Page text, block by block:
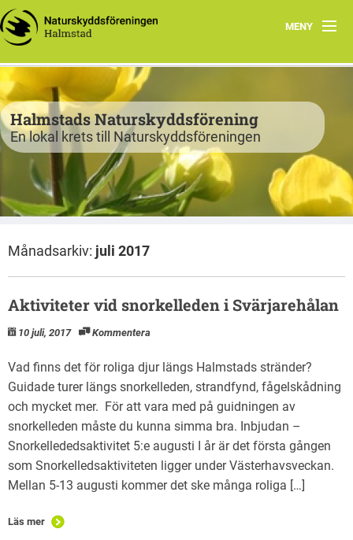
MENY
Program
Verksamhet
Björkelund
Om oss
Havsnätverk
Halmstads Naturskyddsförening
En lokal krets till Naturskyddsföreningen
Månadsarkiv: juli 2017
Aktiviteter vid snorkelleden i Svärjarehålan
10 juli, 2017 Kommentera
Vad finns det för roliga djur längs Halmstads stränder?
Guidade turer längs snorkelleden, strandfynd, fågelskådning
och mycket mer. För att vara med på guidningen av
snorkelleden måste du kunna simma bra. Inbjudan –
Snorkellededsaktivitet 5:e augusti I år är det första gången
som Snorkelledsaktiviteten ligger under Västerhavsveckan.
Mellan 5-13 augusti kommer det ske många roliga […]
Läs mer